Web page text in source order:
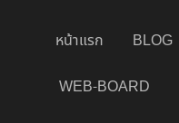
หน้าแรก BLOG
WEB-BOARD